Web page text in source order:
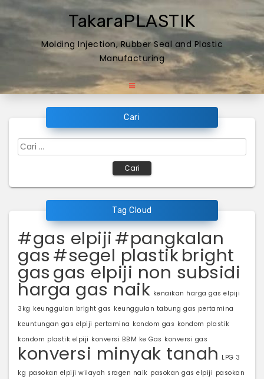
Skip
to
content
TakaraPLASTIK
Molding Injection, Rubber Seal and Plastic
Manufacturing
Cari
Cari
untuk:
Tag Cloud
#gas elpiji#pangkalan
gas#segel plastikbright
gasgas elpiji non subsidi
harga gas naik kenaikan harga gas elpiji
3kg keunggulan bright gas keunggulan tabung gas pertamina
keuntungan gas elpiji pertamina kondom gas kondom plastik
kondom plastik elpiji konversi BBM ke Gas konversi gas
konversi minyak tanah LPG 3
kg pasokan elpiji wilayah sragen naik pasokan gas elpiji pasokan